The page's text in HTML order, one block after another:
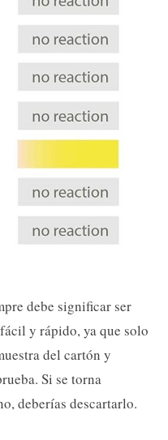
debe significar ser
y rápido, ya que solo
del cartón y
Si se torna
deberías descartarlo.